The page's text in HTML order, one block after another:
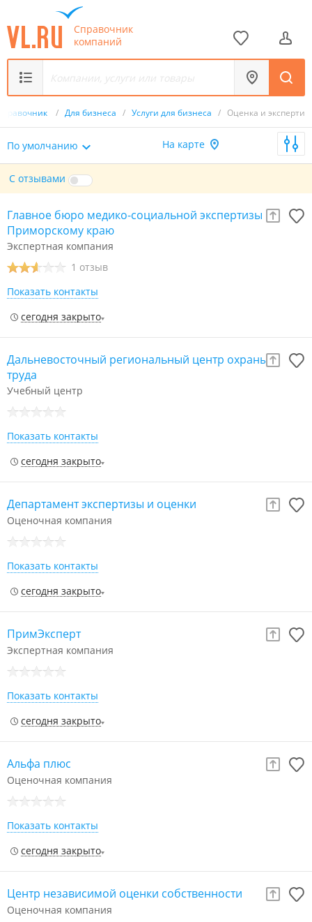
Справочник
компаний
/ Для бизнеса / Услуги для бизнеса / Оценка и
По умолчанию На карте
С отзывами
Главное бюро медико-социальной экспертизы по
Приморскому краю
Экспертная компания
1 отзыв
Показать контакты
сегодня закрыто
Дальневосточный региональный центр охраны
труда
Учебный центр
Показать контакты
сегодня закрыто
Департамент экспертизы и оценки
Оценочная компания
Показать контакты
сегодня закрыто
ПримЭксперт
Экспертная компания
Показать контакты
сегодня закрыто
Альфа плюс
Оценочная компания
Показать контакты
сегодня закрыто
Центр независимой оценки собственности
Оценочная компания